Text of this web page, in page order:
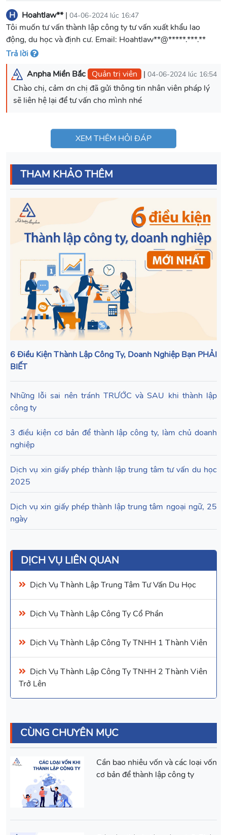
H Hoahtlaw**| 04-06-2024 lúc 16:47
Tôi muốn tư vấn thành lập công ty tư vấn xuất khẩu lao
động, du học và định cư. Email: Hoahtlaw**@*****.***.**
Trả lời
Anpha Miền Bắc Quản trị viên | 04-06-2024 lúc 16:54
Chào chị, cảm ơn chị đã gửi thông tin nhân viên pháp lý
sẽ liên hệ lại để tư vấn cho mình nhé
XEM THÊM HỎI ĐÁP
THAM KHẢO THÊM
6 Điều Kiện Thành Lập Công Ty, Doanh Nghiệp Bạn PHẢI
BIẾT
Những lỗi sai nên tránh TRƯỚC và SAU khi thành lập
công ty
3 điều kiện cơ bản để thành lập công ty, làm chủ doanh
nghiệp
Dịch vụ xin giấy phép thành lập trung tâm tư vấn du học
2025
Dịch vụ xin giấy phép thành lập trung tâm ngoại ngữ, 25
ngày
DỊCH VỤ LIÊN QUAN
Dịch Vụ Thành LậpTrung Tâm Tư Vấn Du Học
Dịch Vụ Thành Lập Công Ty Cổ Phần
Dịch Vụ Thành Lập Công Ty TNHH 1 Thành Viên
Dịch Vụ Thành Lập Công Ty TNHH 2 Thành Viên
Trở Lên
CÙNG CHUYÊN MỤC
Cần bao nhiêu vốn và các loại vốn
cơ bản để thành lập công ty